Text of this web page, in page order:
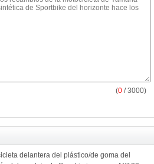
(0 / 3000)
delantera del plástico/de goma del